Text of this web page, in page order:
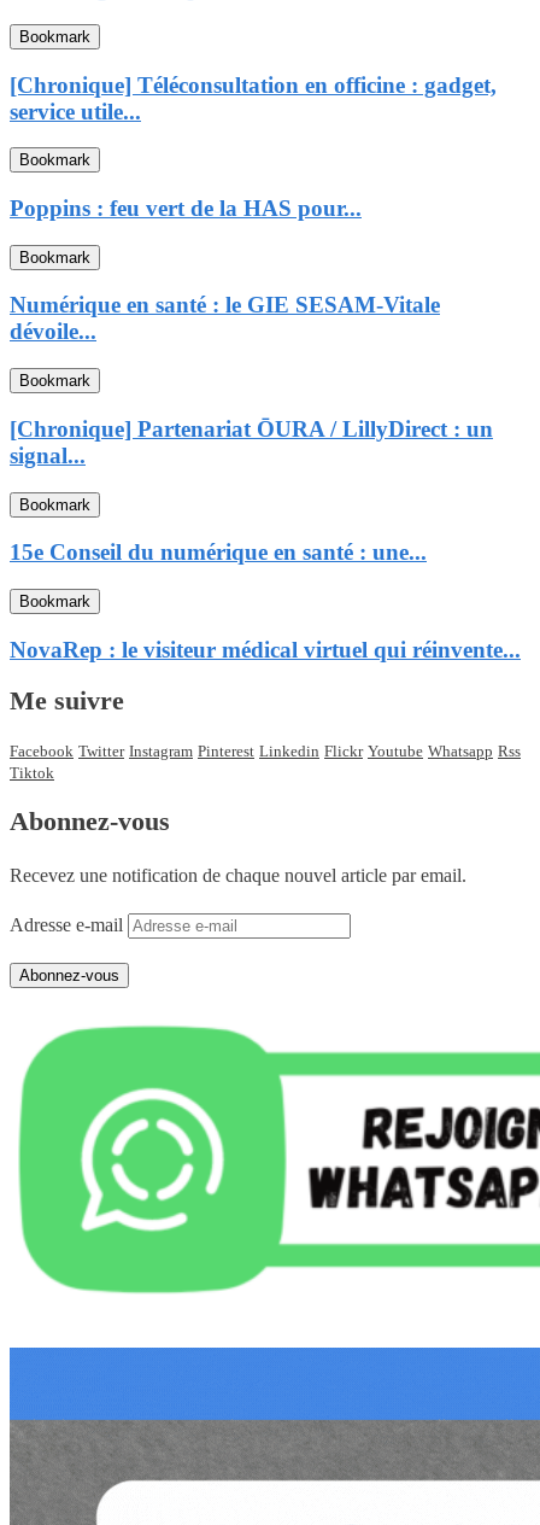
Bookmark
[Chronique] Téléconsultation en officine : gadget,
service utile...
Bookmark
Poppins : feu vert de la HAS pour...
Bookmark
Numérique en santé : le GIE SESAM-Vitale
dévoile...
Bookmark
[Chronique] Partenariat ŌURA / LillyDirect : un
signal...
Bookmark
15e Conseil du numérique en santé : une...
Bookmark
NovaRep : le visiteur médical virtuel qui réinvente...
Me suivre
Facebook Twitter Instagram Pinterest Linkedin Flickr Youtube Whatsapp Rss
Tiktok
Abonnez-vous
Recevez une notification de chaque nouvel article par email.
Adresse e-mail
Abonnez-vous